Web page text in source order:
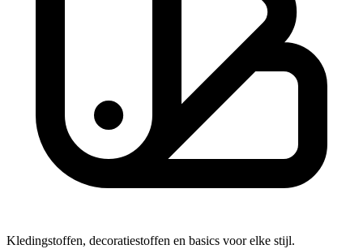
Kledingstoffen, decoratiestoffen en basics voor elke stijl.